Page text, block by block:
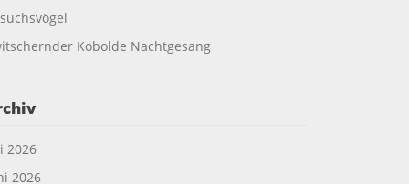
Kobolde Nachtgesang
2026
2026